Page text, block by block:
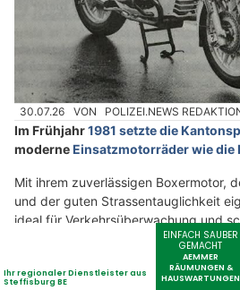
30.07.26 VON POLIZEI.NEWS
Im Frühjahr1981 setzte die
moderneEinsatzmotorräder wie die
Mit ihrem zuverlässigen Boxermotor,
und der guten Strassentauglichkeit
ideal für Verkehrsüberwachung und